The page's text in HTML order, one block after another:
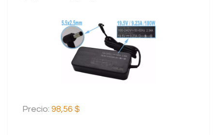
VER MAS
AGREGAR AL CARRITO
Precio: 98,56 $